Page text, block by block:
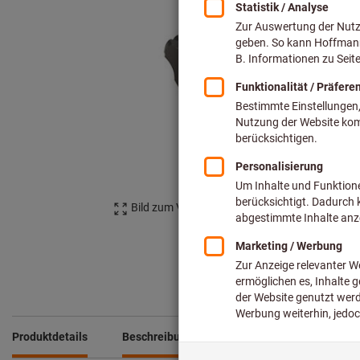
Bild zum Vergrößern anklicken
Produktdetails Beschreibung